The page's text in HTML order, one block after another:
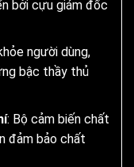
bởi cựu giám đốc
người dùng,
bậc thầy thủ
: Bộ cảm biến chất
đảm bảo chất